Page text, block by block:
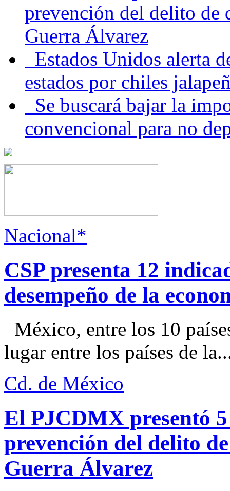
prevención del delito de
Guerra Álvarez
Estados Unidos alerta
estados por chiles
Se buscará bajar la
convencional para no
Nacional*
CSP presenta 12
desempeño de la
México, entre los 10
lugar entre los países de
Cd. de México
El PJCDMX presentó
prevención del delito
Guerra Álvarez